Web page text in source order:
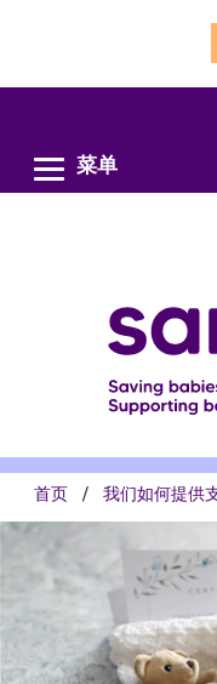
容
菜单
面
包
屑
首页 我们如何提供